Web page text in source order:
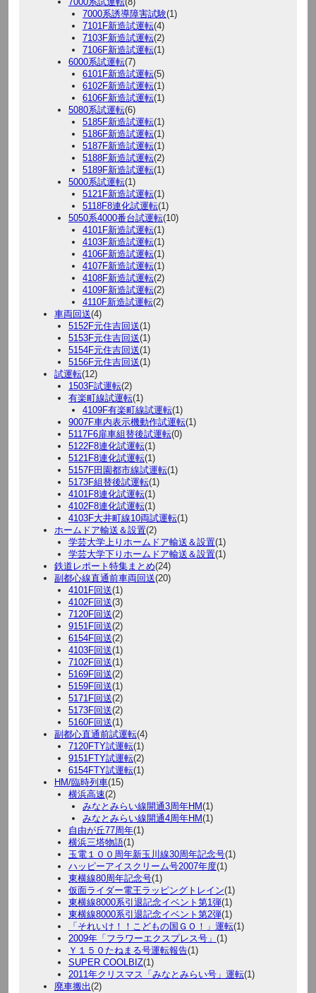
7000系誘導障害試験(1)
7101F新造試運転(4)
7103F新造試運転(2)
7106F新造試運転(1)
6000系試運転(7)
6101F新造試運転(5)
6102F新造試運転(1)
6106F新造試運転(1)
5080系試運転(6)
5185F新造試運転(1)
5186F新造試運転(1)
5187F新造試運転(1)
5188F新造試運転(2)
5189F新造試運転(1)
5000系試運転(1)
5121F新造試運転(1)
5118F8連化試運転(1)
5050系4000番台試運転(10)
4101F新造試運転(1)
4103F新造試運転(1)
4106F新造試運転(1)
4107F新造試運転(1)
4108F新造試運転(2)
4109F新造試運転(2)
4110F新造試運転(2)
車両回送(4)
5152F元住吉回送(1)
5153F元住吉回送(1)
5154F元住吉回送(1)
5156F元住吉回送(1)
試運転(12)
1503F試運転(2)
有楽町線試運転(1)
4109F有楽町線試運転(1)
9007F車内表示機動作試運転(1)
5117F6扉車組替後試運転(0)
5122F8連化試運転(1)
5121F8連化試運転(1)
5157F田園都市線試運転(1)
5173F組替後試運転(1)
4101F8連化試運転(1)
4102F8連化試運転(1)
4103F大井町線10両試運転(1)
ホームドア輸送＆設置(2)
学芸大学上りホームドア輸送＆設置(1)
学芸大学下りホームドア輸送＆設置(1)
鉄道レポート特集まとめ(24)
副都心線直通前車両回送(20)
4101F回送(1)
4102F回送(3)
7120F回送(2)
9151F回送(2)
6154F回送(2)
4103F回送(1)
7102F回送(1)
5169F回送(2)
5159F回送(1)
5171F回送(2)
5173F回送(2)
5160F回送(1)
副都心直通前試運転(4)
7120FTY試運転(1)
9151FTY試運転(2)
6154FTY試運転(1)
HM/臨時列車(15)
横浜高速(2)
みなとみらい線開通3周年HM(1)
みなとみらい線開通4周年HM(1)
自由が丘77周年(1)
横浜三塔物語(1)
玉電１００周年新玉川線30周年記念号(1)
ハッピーアイスクリーム号2007年度(1)
東横線80周年記念号(1)
仮面ライダー電王ラッピングトレイン(1)
東横線8000系引退記念イベント第1弾(1)
東横線8000系引退記念イベント第2弾(1)
「それいけ！！こどもの国ＧＯ！」運転(1)
2009年「フラワーエクスプレス号」 (1)
Ｙ１５０たねまる号運転報告(1)
SUPER COOLBIZ(1)
2011年クリスマス「みなとみらい号」運転(1)
廃車搬出(2)